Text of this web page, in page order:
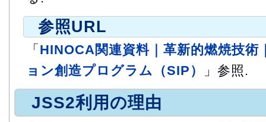
参照URL
「 HINOCA関連資料｜革新的燃焼技術
ョン創造プログラム（SIP）
」参照.
JSS2利用の理由